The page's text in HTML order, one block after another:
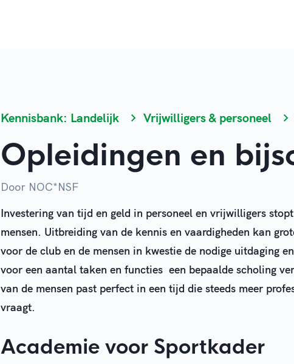
Kennisbank: Landelijk Vrijwilligers & personeel
Opleidingen en
Door NOC*NSF
Investering van tijd en geld in personeel en vrijwilligers
mensen. Uitbreiding van de kennis en vaardigheden kan
voor de club en de mensen in kwestie de nodige uitdaging
voor een aantal taken en functies een bepaalde scholing
van de mensen past perfect in een tijd die steeds meer
vraagt.
Academie voor Sportkader